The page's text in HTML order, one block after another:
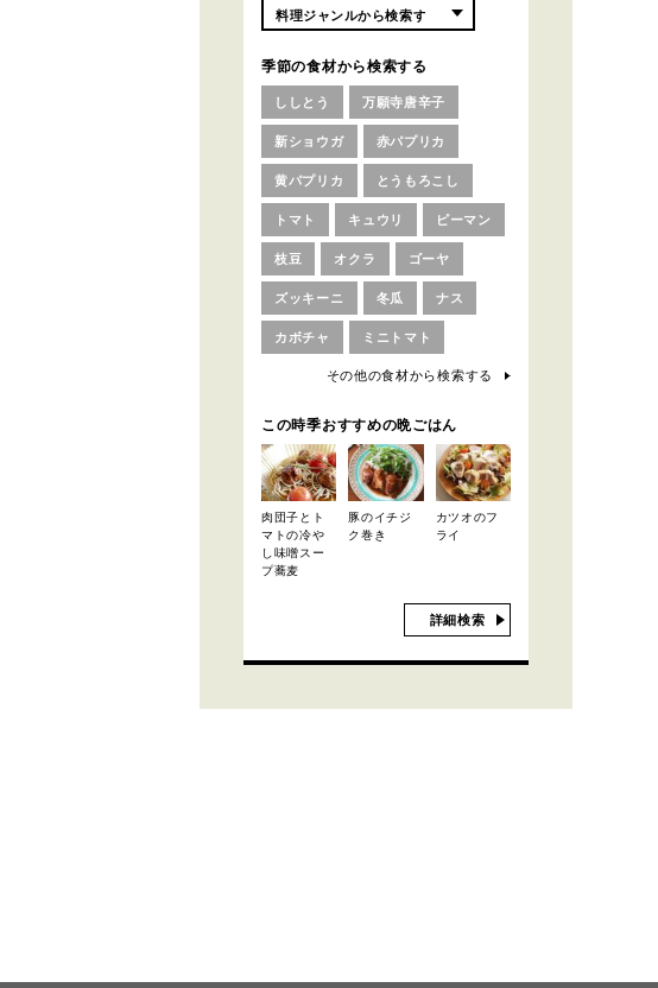
季節の食材から検索する
ししとう 万願寺唐辛子
新ショウガ 赤パプリカ
黄パプリカ とうもろこし
トマト キュウリ ピーマン
枝豆 オクラ ゴーヤ
ズッキーニ 冬瓜 ナス
カボチャ ミニトマト
その他の食材から検索する
この時季おすすめの晩ごはん
肉団子とト
マトの冷や
し味噌スー
プ蕎麦
豚のイチジ
ク巻き
カツオのフ
ライ
詳細検索